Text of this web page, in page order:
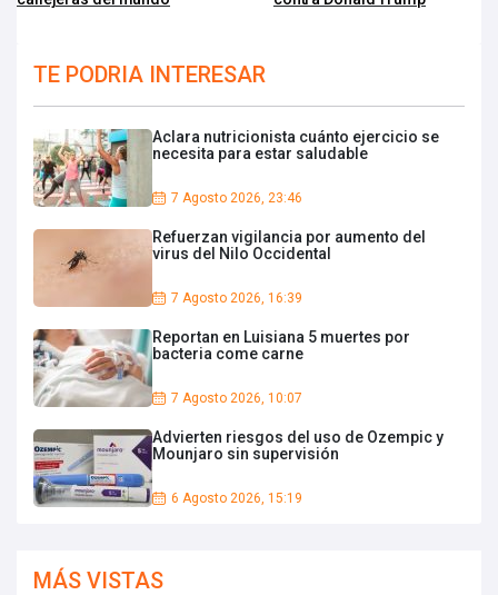
TE PODRIA INTERESAR
Aclara nutricionista cuánto ejercicio se
necesita para estar saludable
7 Agosto 2026, 23:46
Refuerzan vigilancia por aumento del
virus del Nilo Occidental
7 Agosto 2026, 16:39
Reportan en Luisiana 5 muertes por
bacteria come carne
7 Agosto 2026, 10:07
Advierten riesgos del uso de Ozempic y
Mounjaro sin supervisión
6 Agosto 2026, 15:19
MÁS VISTAS